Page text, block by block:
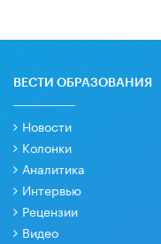
ВЕСТИ ОБРАЗОВАНИЯ
Новости
Колонки
Аналитика
Интервью
Рецензии
Видео